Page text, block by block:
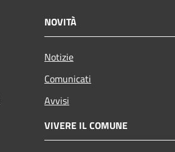
NOVITÀ
Notizie
Comunicati
Avvisi
VIVERE IL COMUNE